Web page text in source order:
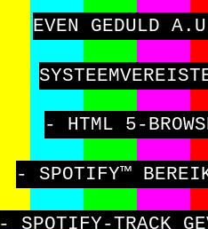
EVEN GEDULD
- HTML 5-
- SPOTIFY™
- SPOTIFY-TRACK